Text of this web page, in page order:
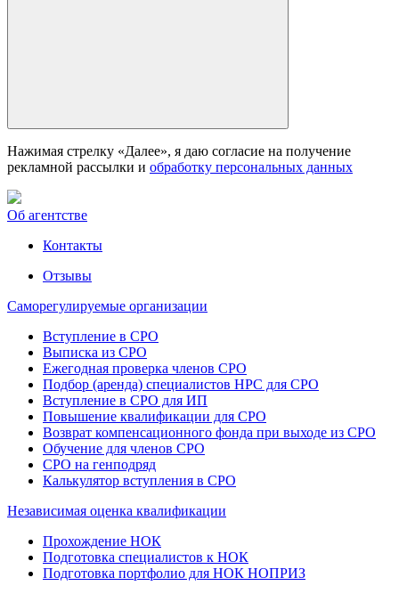
Нажимая стрелку «Далее», я даю согласие на получение
рекламной рассылки и обработку персональных данных
Об агентстве
Контакты
Отзывы
Саморегулируемые организации
Вступление в СРО
Выписка из СРО
Ежегодная проверка членов СРО
Подбор (аренда) специалистов НРС для СРО
Вступление в СРО для ИП
Повышение квалификации для СРО
Возврат компенсационного фонда при выходе из СРО
Обучение для членов СРО
СРО на генподряд
Калькулятор вступления в СРО
Независимая оценка квалификации
Прохождение НОК
Подготовка специалистов к НОК
Подготовка портфолио для НОК НОПРИЗ